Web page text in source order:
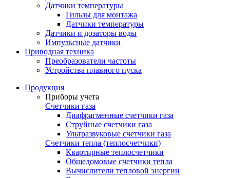
Датчики температуры
Гильзы для монтажа
Датчики температуры
Датчики и дозаторы воды
Импульсные датчики
Приводная техника
Преобразователи частоты
Устройства плавного пуска
Продукция
Приборы учета
Счетчики газа
Диафрагменные счетчики газа
Струйные счетчики газа
Ультразвуковые счетчики газа
Счетчики тепла (теплосчетчики)
Квартирные теплосчетчики
Общедомовые счетчики тепла
Вычислители тепловой энергии